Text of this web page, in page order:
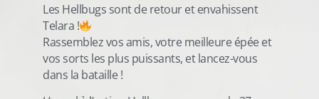
Les Hellbugs sont de retour et envahissent
Telara !
Rassemblez vos amis, votre meilleure épée et
vos sorts les plus puissants, et lancez-vous
dans la bataille !